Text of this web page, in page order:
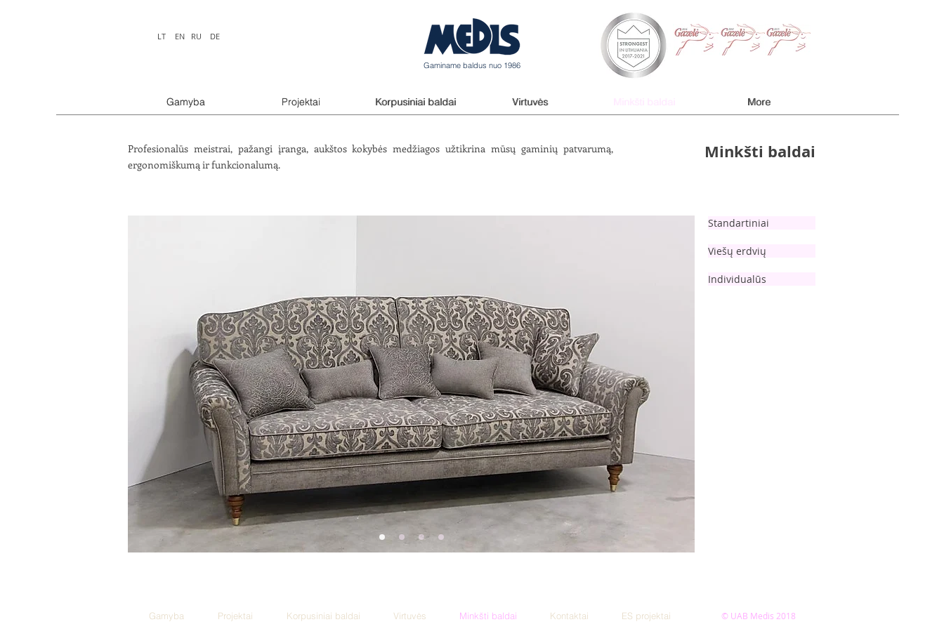
LT EN RU DE
Gaminame baldus nuo 1986
Gamyba Projektai Korpusiniai baldai Virtuvės More
Gamyba Projektai Korpusiniai baldai Virtuvės More
Profesionalūs meistrai, pažangi įranga, aukštos kokybės medžiagos užtikrina mūsų gaminių patvarumą,
ergonomiškumą ir funkcionalumą.
Minkšti baldai
Standartiniai
Viešų erdvių
Individualūs
Gamyba Projektai Korpusiniai baldai Virtuvės Minkšti baldai Kontaktai ES projektai © UAB Medis 2018